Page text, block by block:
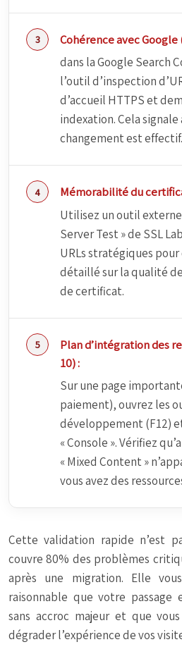
Cohérence avec Google
dans la Google Search
l’outil d’inspection
d’accueil HTTPS et
indexation. Cela signale
changement est effectif.
Mémorabilité du
Utilisez un outil externe
Server Test » de SSL
URLs stratégiques
détaillé sur la qualité
de certificat.
Plan d’intégration des
10) :
Sur une page
paiement), ouvrez les
développement (F12)
« Console ». Vérifiez
« Mixed Content »
vous avez des
Cette validation rapide n’est
couvre 80% des problèmes
après une migration. Elle
raisonnable que votre passage
sans accroc majeur et que
dégrader l’expérience de vos